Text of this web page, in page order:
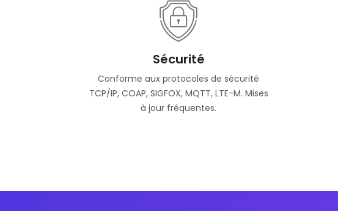
Sécurité
Conforme aux protocoles de sécurité
TCP/IP, COAP, SIGFOX, MQTT, LTE-M. Mises
à jour fréquentes.